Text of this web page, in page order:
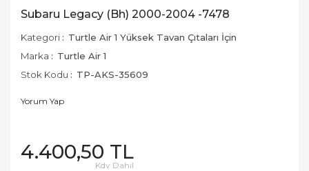
Subaru Legacy (Bh) 2000-2004 -7478
Kategori
Turtle Air 1 Yüksek Tavan Çıtaları İçin
Marka
Turtle Air 1
Stok Kodu
TP-AKS-35609
Yorum Yap
4.400,50 TL
Kdv Dahil